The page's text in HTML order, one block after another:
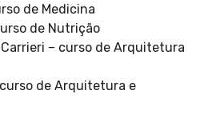
de Medicina
de Nutrição
Carrieri – curso de Arquitetura
de Arquitetura e